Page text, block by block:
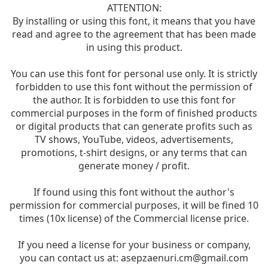
ATTENTION:
By installing or using this font, it means that you have
read and agree to the agreement that has been made
in using this product.
You can use this font for personal use only. It is strictly
forbidden to use this font without the permission of
the author. It is forbidden to use this font for
commercial purposes in the form of finished products
or digital products that can generate profits such as
TV shows, YouTube, videos, advertisements,
promotions, t-shirt designs, or any terms that can
generate money / profit.
If found using this font without the author's
permission for commercial purposes, it will be fined 10
times (10x license) of the Commercial license price.
If you need a license for your business or company,
you can contact us at: asepzaenuri.cm@gmail.com